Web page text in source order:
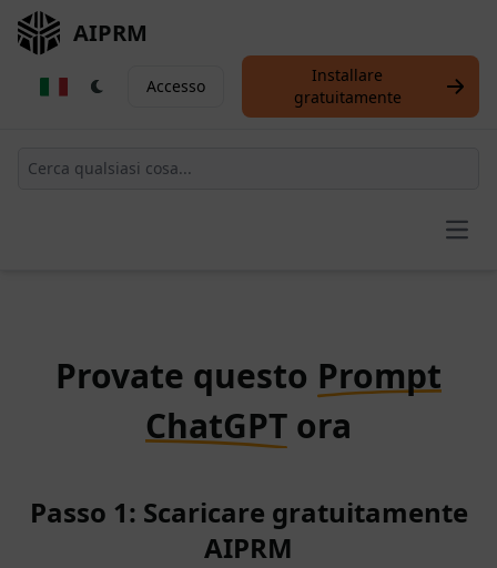
AIPRM
Accesso
Installare
gratuitamente
Provate questo Prompt
ChatGPT ora
Passo 1: Scaricare gratuitamente
AIPRM